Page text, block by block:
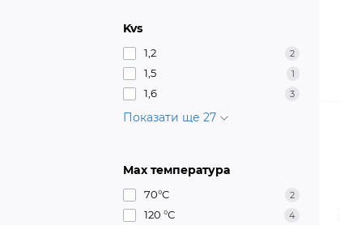
Kvs
1,2 2
1,5 1
1,6 3
Показати ще 27
Max температура
70°C 2
120 °С 4